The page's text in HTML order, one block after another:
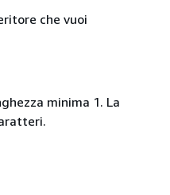
che vuoi
minima 1. La